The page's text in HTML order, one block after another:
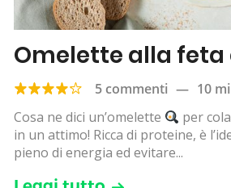
Omelette alla feta
5 commenti — 10
Cosa ne dici un’omelette
per
in un attimo! Ricca di proteine, è
pieno di energia ed evitare...